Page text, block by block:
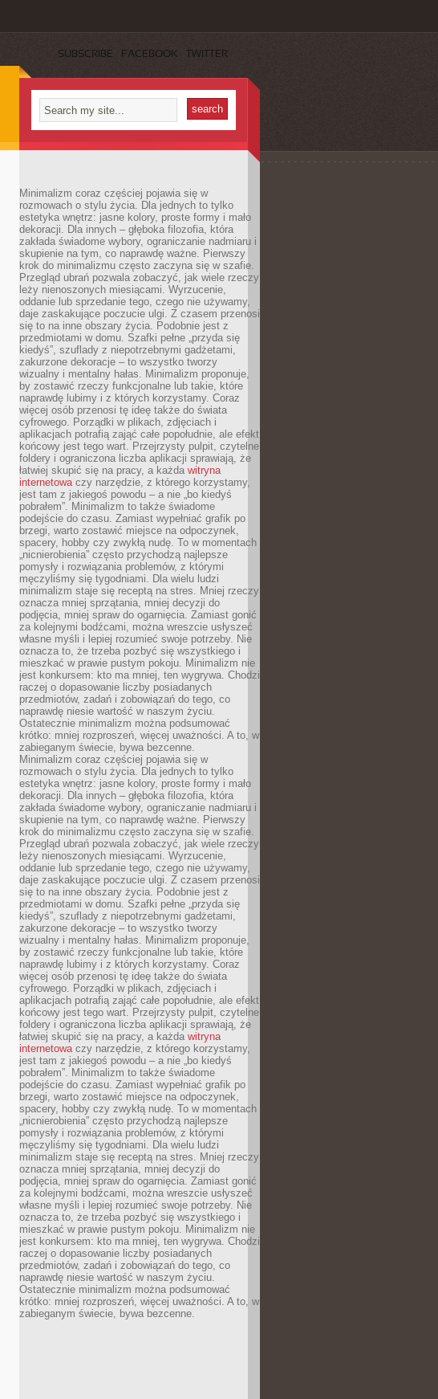
SUBSCRIBE FACEBOOK TWITTER
Minimalizm coraz częściej pojawia się w
rozmowach o stylu życia. Dla jednych to tylko
estetyka wnętrz: jasne kolory, proste formy i mało
dekoracji. Dla innych – głęboka filozofia, która
zakłada świadome wybory, ograniczanie nadmiaru i
skupienie na tym, co naprawdę ważne. Pierwszy
krok do minimalizmu często zaczyna się w szafie.
Przegląd ubrań pozwala zobaczyć, jak wiele rzeczy
leży nienoszonych miesiącami. Wyrzucenie,
oddanie lub sprzedanie tego, czego nie używamy,
daje zaskakujące poczucie ulgi. Z czasem przenosi
się to na inne obszary życia. Podobnie jest z
przedmiotami w domu. Szafki pełne „przyda się
kiedyś”, szuflady z niepotrzebnymi gadżetami,
zakurzone dekoracje – to wszystko tworzy
wizualny i mentalny hałas. Minimalizm proponuje,
by zostawić rzeczy funkcjonalne lub takie, które
naprawdę lubimy i z których korzystamy. Coraz
więcej osób przenosi tę ideę także do świata
cyfrowego. Porządki w plikach, zdjęciach i
aplikacjach potrafią zająć całe popołudnie, ale efekt
końcowy jest tego wart. Przejrzysty pulpit, czytelne
foldery i ograniczona liczba aplikacji sprawiają, że
łatwiej skupić się na pracy, a każda witryna
internetowaczy narzędzie, z którego korzystamy,
jest tam z jakiegoś powodu – a nie „bo kiedyś
pobrałem”. Minimalizm to także świadome
podejście do czasu. Zamiast wypełniać grafik po
brzegi, warto zostawić miejsce na odpoczynek,
spacery, hobby czy zwykłą nudę. To w momentach
„nicnierobienia” często przychodzą najlepsze
pomysły i rozwiązania problemów, z którymi
męczyliśmy się tygodniami. Dla wielu ludzi
minimalizm staje się receptą na stres. Mniej rzeczy
oznacza mniej sprzątania, mniej decyzji do
podjęcia, mniej spraw do ogarnięcia. Zamiast gonić
za kolejnymi bodźcami, można wreszcie usłyszeć
własne myśli i lepiej rozumieć swoje potrzeby. Nie
oznacza to, że trzeba pozbyć się wszystkiego i
mieszkać w prawie pustym pokoju. Minimalizm nie
jest konkursem: kto ma mniej, ten wygrywa. Chodzi
raczej o dopasowanie liczby posiadanych
przedmiotów, zadań i zobowiązań do tego, co
naprawdę niesie wartość w naszym życiu.
Ostatecznie minimalizm można podsumować
krótko: mniej rozproszeń, więcej uważności. A to, w
zabieganym świecie, bywa bezcenne.
Minimalizm coraz częściej pojawia się w
rozmowach o stylu życia. Dla jednych to tylko
estetyka wnętrz: jasne kolory, proste formy i mało
dekoracji. Dla innych – głęboka filozofia, która
zakłada świadome wybory, ograniczanie nadmiaru i
skupienie na tym, co naprawdę ważne. Pierwszy
krok do minimalizmu często zaczyna się w szafie.
Przegląd ubrań pozwala zobaczyć, jak wiele rzeczy
leży nienoszonych miesiącami. Wyrzucenie,
oddanie lub sprzedanie tego, czego nie używamy,
daje zaskakujące poczucie ulgi. Z czasem przenosi
się to na inne obszary życia. Podobnie jest z
przedmiotami w domu. Szafki pełne „przyda się
kiedyś”, szuflady z niepotrzebnymi gadżetami,
zakurzone dekoracje – to wszystko tworzy
wizualny i mentalny hałas. Minimalizm proponuje,
by zostawić rzeczy funkcjonalne lub takie, które
naprawdę lubimy i z których korzystamy. Coraz
więcej osób przenosi tę ideę także do świata
cyfrowego. Porządki w plikach, zdjęciach i
aplikacjach potrafią zająć całe popołudnie, ale efekt
końcowy jest tego wart. Przejrzysty pulpit, czytelne
foldery i ograniczona liczba aplikacji sprawiają, że
łatwiej skupić się na pracy, a każda witryna
internetowaczy narzędzie, z którego korzystamy,
jest tam z jakiegoś powodu – a nie „bo kiedyś
pobrałem”. Minimalizm to także świadome
podejście do czasu. Zamiast wypełniać grafik po
brzegi, warto zostawić miejsce na odpoczynek,
spacery, hobby czy zwykłą nudę. To w momentach
„nicnierobienia” często przychodzą najlepsze
pomysły i rozwiązania problemów, z którymi
męczyliśmy się tygodniami. Dla wielu ludzi
minimalizm staje się receptą na stres. Mniej rzeczy
oznacza mniej sprzątania, mniej decyzji do
podjęcia, mniej spraw do ogarnięcia. Zamiast gonić
za kolejnymi bodźcami, można wreszcie usłyszeć
własne myśli i lepiej rozumieć swoje potrzeby. Nie
oznacza to, że trzeba pozbyć się wszystkiego i
mieszkać w prawie pustym pokoju. Minimalizm nie
jest konkursem: kto ma mniej, ten wygrywa. Chodzi
raczej o dopasowanie liczby posiadanych
przedmiotów, zadań i zobowiązań do tego, co
naprawdę niesie wartość w naszym życiu.
Ostatecznie minimalizm można podsumować
krótko: mniej rozproszeń, więcej uważności. A to, w
zabieganym świecie, bywa bezcenne.